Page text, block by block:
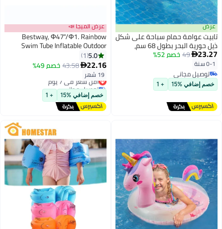
شكل
على
عرض الميجا 📣
Bestway, Φ47"/Φ1. Rainbow
Swim Tube Inflatable Outdoor
Water Play Toy for Kids and
Families, Durable Premium Quality
Material, Easy Inflate and Deflate
Design, Pool Beach Garden
Summer Fun Activity, 19m
5.0
1
22.16
19 شهرأقل سعر في 7 يوم
توصيل مجاني
أقل سعر في 7 يوم